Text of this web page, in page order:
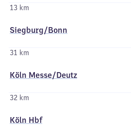
13 km
Siegburg/​Bonn
31 km
Köln Messe/​Deutz
32 km
Köln Hbf